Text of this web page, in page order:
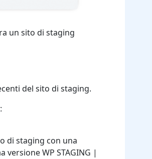
un sito di staging
del sito di staging.
di staging con una
versione WP STAGING |